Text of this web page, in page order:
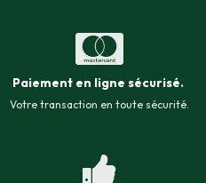
Paiement en ligne sécurisé.
Votre transaction en toute sécurité.